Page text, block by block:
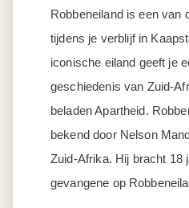
Robbeneiland is een van
tijdens je verblijf in
iconische eiland geeft je
geschiedenis van Zuid-
beladen Apartheid.
bekend door Nelson
Zuid-Afrika. Hij bracht 18
gevangene op